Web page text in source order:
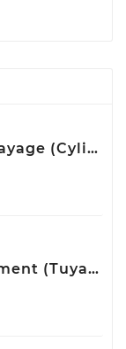
Emetteur d'embrayage (Cylindre émetteur de débrayage) NK 832508
Tuyau d'échappement (Tuyau d'échappement) VENEPORTE PG45769